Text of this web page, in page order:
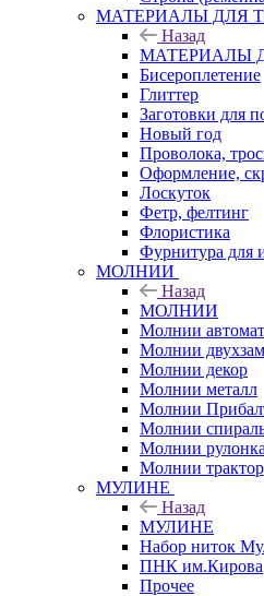
МАТЕРИАЛЫ ДЛЯ
Назад
МАТЕРИАЛЫ
Бисероплетение
Глиттер
Заготовки для
Новый год
Проволока,
Оформление,
Лоскуток
Фетр, фелтинг
Флористика
Фурнитура для
МОЛНИИ
Назад
МОЛНИИ
Молнии автомат
Молнии
Молнии декор
Молнии металл
Молнии
Молнии
Молнии рулонка
Молнии трактор
МУЛИНЕ
Назад
МУЛИНЕ
Набор ниток
ПНК им.Кирова
Прочее